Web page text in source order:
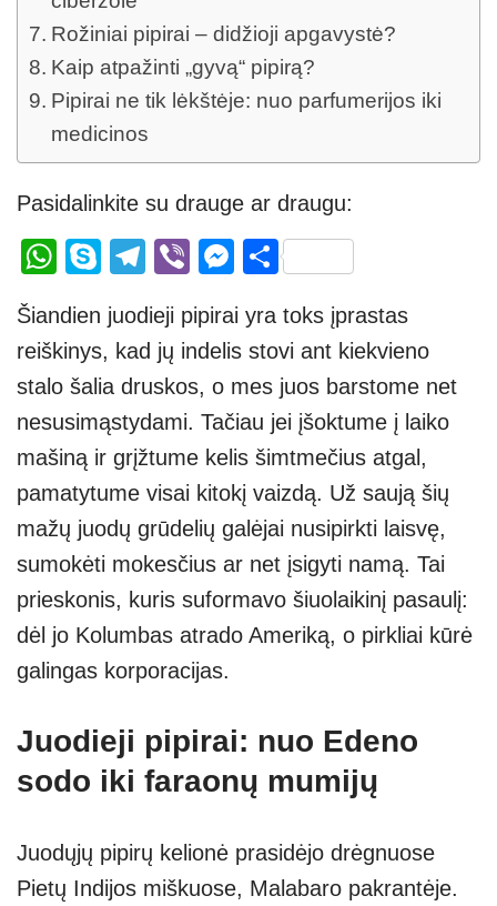
Rožiniai pipirai – didžioji apgavystė?
Kaip atpažinti „gyvą“ pipirą?
Pipirai ne tik lėkštėje: nuo parfumerijos iki
medicinos
Pasidalinkite su drauge ar draugu:
W
at
s
A
p
p
S
p
e
T
e
gr
a
m
Vi
er
M
ss
e
n
g
er
S
ar
e
Šiandien juodieji pipirai yra toks įprastas
reiškinys, kad jų indelis stovi ant kiekvieno
stalo šalia druskos, o mes juos barstome net
nesusimąstydami. Tačiau jei įšoktume į laiko
mašiną ir grįžtume kelis šimtmečius atgal,
pamatytume visai kitokį vaizdą. Už saują šių
mažų juodų grūdelių galėjai nusipirkti laisvę,
sumokėti mokesčius ar net įsigyti namą. Tai
prieskonis, kuris suformavo šiuolaikinį pasaulį:
dėl jo Kolumbas atrado Ameriką, o pirkliai kūrė
galingas korporacijas.
Juodieji pipirai: nuo Edeno
sodo iki faraonų mumijų
Juodųjų pipirų kelionė prasidėjo drėgnuose
Pietų Indijos miškuose, Malabaro pakrantėje.